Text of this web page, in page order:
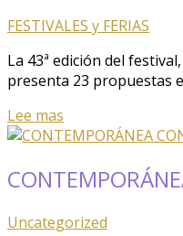
FESTIVALES y FERIAS
La 43ª edición del
presenta 23 propuestas
Lee mas
Uncategorized